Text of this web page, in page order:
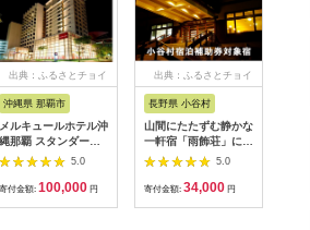
出典：ふるさとチョイ
沖縄県 那覇市
メルキュールホテル沖
縄那覇 スタンダード
ルーム（1泊朝食付き
ペア宿泊券） ★特典
スパークリングワイン
5.0
寄付金額: 100,000 円
出典：ふるさとチョイ
長野県 小谷村
山間にたたずむ静かな
一軒宿「雨飾荘」に泊
まる！小谷村宿泊券
5.0
寄付金額: 34,000 円
ホ
【
後